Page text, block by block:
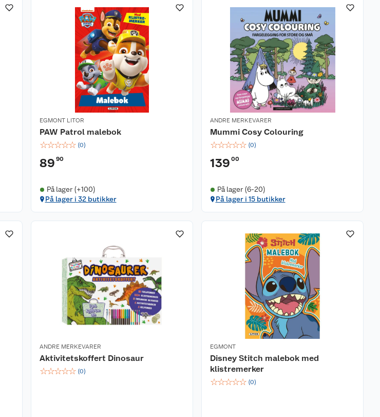
EGMONT LITOR
PAW Patrol malebok
☆☆☆☆☆ (0)
89 90
På lager (+100)
På lager i 32 butikker
ANDRE MERKEVARER
Mummi Cosy Colouring
☆☆☆☆☆ (0)
139 00
På lager (6-20)
På lager i 15 butikker
ANDRE MERKEVARER
Aktivitetskoffert Dinosaur
☆☆☆☆☆ (0)
EGMONT
Disney Stitch malebok med
klistremerker
☆☆☆☆☆ (0)